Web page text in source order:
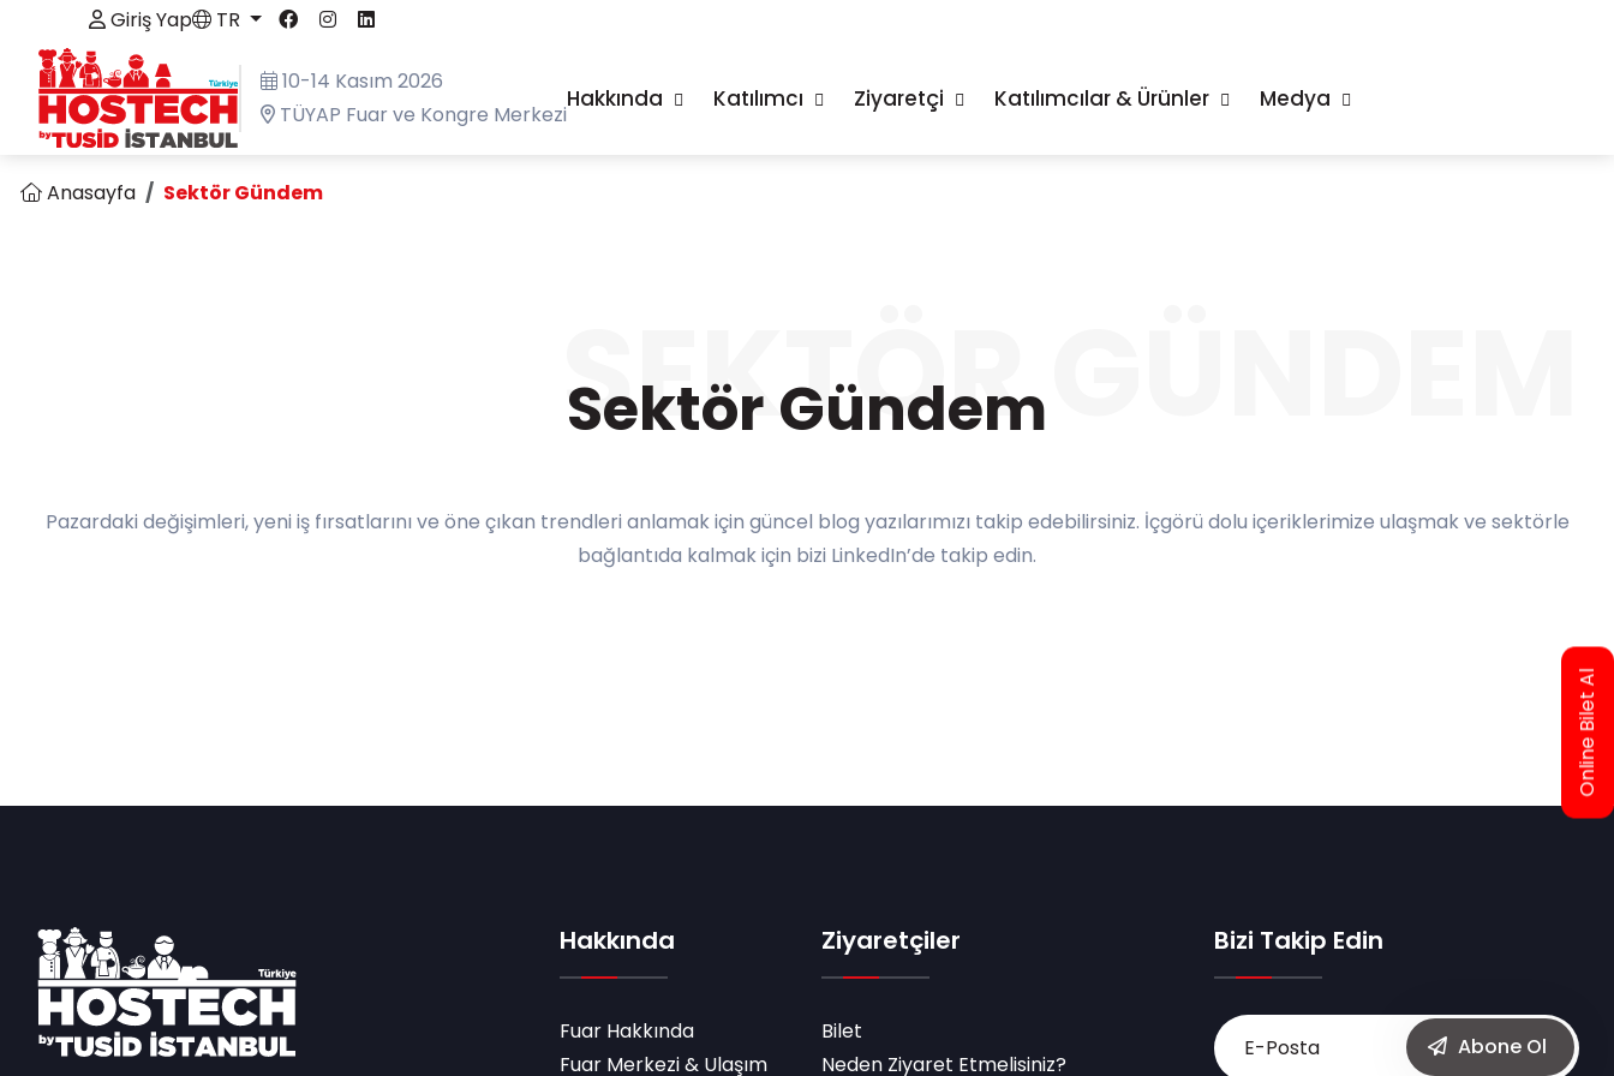
Giriş Yap TR
10-14 Kasım 2026
TÜYAP Fuar ve Kongre Merkezi
Hakkında Katılımcı Ziyaretçi Katılımcılar & Ürünler Medya
Anasayfa Sektör Gündem
Sektör Gündem
SEKTÖR GÜNDEM
Pazardaki değişimleri, yeni iş fırsatlarını ve öne çıkan trendleri anlamak için güncel blog yazılarımızı takip edebilirsiniz. İçgörü dolu içeriklerimize ulaşmak ve sektörle
bağlantıda kalmak için bizi LinkedIn’de takip edin.
Hakkında
Fuar Hakkında
Fuar Merkezi & Ulaşım
Ziyaretçiler
Bilet
Neden Ziyaret Etmelisiniz?
Bizi Takip Edin
Abone Ol
Online Bilet Al